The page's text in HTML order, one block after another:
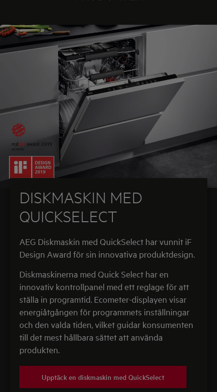
DISKMASKIN MED
QUICKSELECT
AEG Diskmaskin med QuickSelect har vunnit iF
Design Award för sin innovativa produktdesign.
Diskmaskinerna med Quick Select har en
innovativ kontrollpanel med ett reglage för att
ställa in programtid. Ecometer-displayen visar
energiåtgången för programmets inställningar
och den valda tiden, vilket guidar konsumenten
till det mest hållbara sättet att använda
produkten.
Upptäck en diskmaskin med QuickSelect